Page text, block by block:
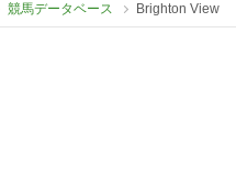
競馬データベース Brighton View